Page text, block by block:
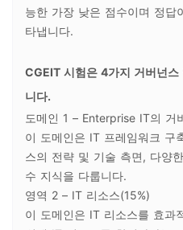
능한 가장 낮은 점수이며 정
타냅니다.
CGEIT 시험은 4가지 거버넌
니다.
도메인 1 – Enterprise IT의 거
이 도메인은 IT 프레임워크 구
스의 전략 및 기술 측면, 다양
수 지식을 다룹니다.
영역 2 – IT 리소스(15%)
이 도메인은 IT 리소스를 효과